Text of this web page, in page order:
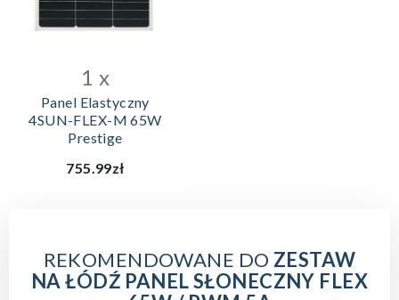
1 x
Panel Elastyczny
4SUN-FLEX-M 65W
Prestige
755.99zł
REKOMENDOWANE DO ZESTAW
NA ŁÓDŹ PANEL SŁONECZNY FLEX